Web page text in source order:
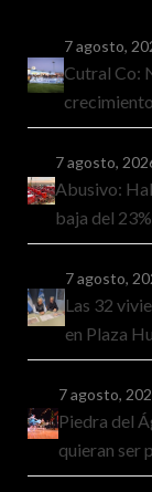
7 agosto,
Cutral Co:
7 agosto,
Abusivo:
baja del
7 agosto,
Las 32
en Plaza
7 agosto,
Piedra del
quieran ser